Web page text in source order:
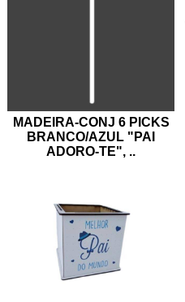
MADEIRA-CONJ 6 PICKS
BRANCO/AZUL "PAI
ADORO-TE", ..